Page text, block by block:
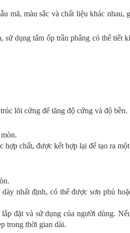
mã, màu sắc và chất liệu khác nhau,
dụng tấm ốp trần phẳng có thể tiết
lõi cứng để tăng độ cứng và độ bền.
chất, được kết hợp lại để tạo ra
nhất định, có thể được sơn phủ
đặt và sử dụng của người dùng.
trong thời gian dài.